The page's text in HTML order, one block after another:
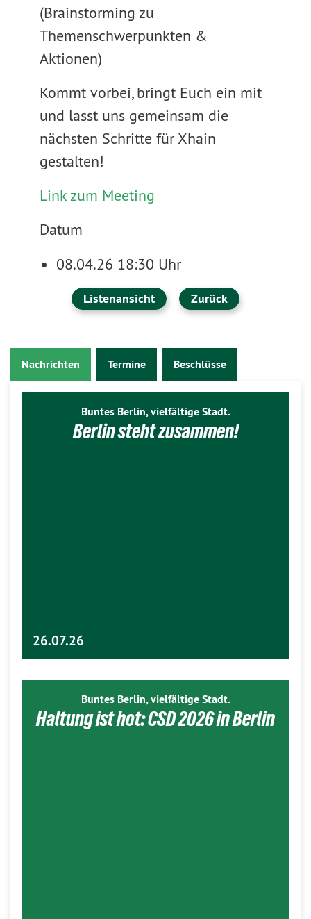
(Brainstorming zu
Themenschwerpunkten &
Aktionen)
Kommt vorbei, bringt Euch ein mit
und lasst uns gemeinsam die
nächsten Schritte für Xhain
gestalten!
Link zum Meeting
Datum
08.04.26 18:30 Uhr
Listenansicht Zurück
Nachrichten Termine Beschlüsse
Buntes Berlin, vielfältige Stadt.
Berlin steht zusammen!
26.07.26
Buntes Berlin, vielfältige Stadt.
Haltung ist hot: CSD 2026 in Berlin